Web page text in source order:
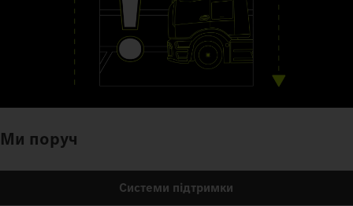
Ми поруч
Системи підтримки